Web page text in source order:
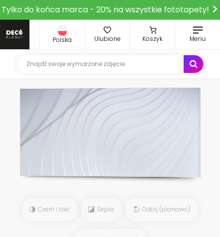
Tylko do końca marca - 20% na wszystkie fototapety!
Polska Ulubione Koszyk Menu
Czerń i biel Sepia Odbij (pionowo)